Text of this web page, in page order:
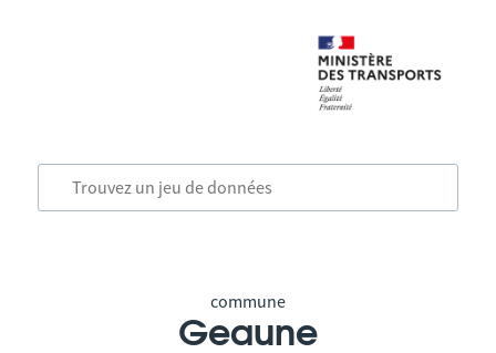
commune
Geaune